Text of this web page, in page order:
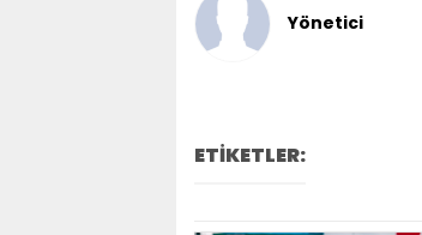
Yönetici
ETİKETLER: